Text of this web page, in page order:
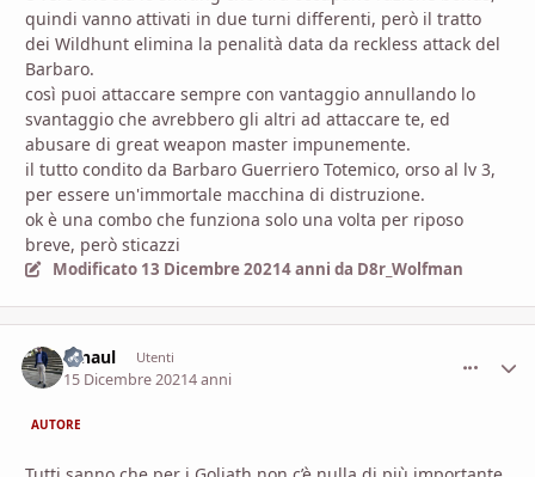
quindi vanno attivati in due turni differenti, però il tratto
dei Wildhunt elimina la penalità data da reckless attack del
Barbaro.
così puoi attaccare sempre con vantaggio annullando lo
svantaggio che avrebbero gli altri ad attaccare te, ed
abusare di great weapon master impunemente.
il tutto condito da Barbaro Guerriero Totemico, orso al lv 3,
per essere un'immortale macchina di distruzione.
ok è una combo che funziona solo una volta per riposo
breve, però sticazzi
Modificato 13 Dicembre 20214 anni da D8r_Wolfman
Ginaul Utenti
15 Dicembre 20214 anni
AUTORE